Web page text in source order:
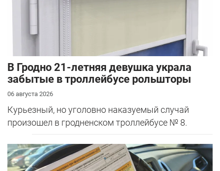
В Гродно 21-летняя девушка украла
забытые в троллейбусе рольшторы
06 августа 2026
Курьезный, но уголовно наказуемый случай
произошел в гродненском троллейбусе № 8.